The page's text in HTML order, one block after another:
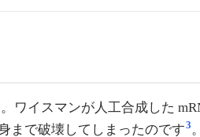
ワイスマンが人工合成した
まで破壊してしまったのです3。